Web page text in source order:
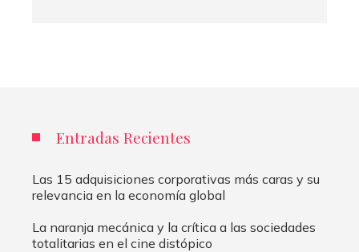
Entradas Recientes
Las 15 adquisiciones corporativas más caras y su
relevancia en la economía global
La naranja mecánica y la crítica a las sociedades
totalitarias en el cine distópico